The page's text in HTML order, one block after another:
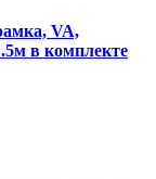
VA,
в комплекте